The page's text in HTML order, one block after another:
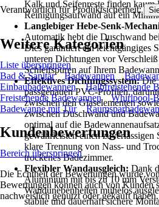
Kalk und Seifenreste finden kaum
Reinigungsaufwand auf ein
Langlebiger Hebe-Senk-
Automatik hebt die Duschwand
Dies garantiert ein leichtgängiges
unteren Dichtungen vor
Schleifspuren auf Ihrem
Effektives Dichtungssystem:Die
passgenauen PVC-Profilen,
zwischen den Glaselementen
zwischen Duschwand und
optimal auf die
gewährleisten einen zuverlässigen
klare Trennung von Nass- und
trockenes Badezimmer.
Flexibler Wandausgleich: Dank
Aluminium mit bis zu 10 mm
Wandunebenheiten mühelos
stabile und dauerhaft sichere
Verantwortlich für Produktsicherheit:
Weitere Kategorien
Liste überspringen
Bad & Sanitär
Badewannen
Einbaubadewannen
Halbfreistehende
Freistehende Badewannen
Whirlpool-
Badewanne mit Tür
Kundenbewertungen
Bereich überspringen
Die Echtheit der Bewertungen wurde
Bewertungen können auch von Kunden
nachweislich genutzt oder gekauft haben.